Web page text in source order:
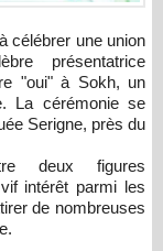
présentatrice
"oui" à Sokh, un
La cérémonie se
Serigne, près du
deux figures
intérêt parmi les
de nombreuses